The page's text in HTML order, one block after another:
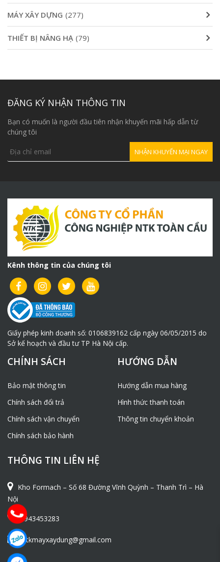
MÁY XÂY DỰNG (277)
THIẾT BỊ NÂNG HẠ (79)
ĐĂNG KÝ NHẬN THÔNG TIN
Bạn có muốn là người đầu tiên nhận khuyến mãi hấp dẫn từ
chúng tôi
Kênh thông tin của chúng tôi
Giấy phép kinh doanh số: 0106839162 cấp ngày 06/05/2015 do
Sở kế hoạch và đầu tư TP Hà Nội cấp.
CHÍNH SÁCH
Bảo mật thông tin
Chính sách đổi trả
Chính sách vận chuyển
Chính sách bảo hành
HƯỚNG DẪN
Hướng dẫn mua hàng
Hình thức thanh toán
Thông tin chuyển khoản
THÔNG TIN LIÊN HỆ
Kho Formach – Số 68 Đường Vĩnh Quỳnh – Thanh Trì – Hà
Nội
0943453283
ntkmayxaydung@gmail.com